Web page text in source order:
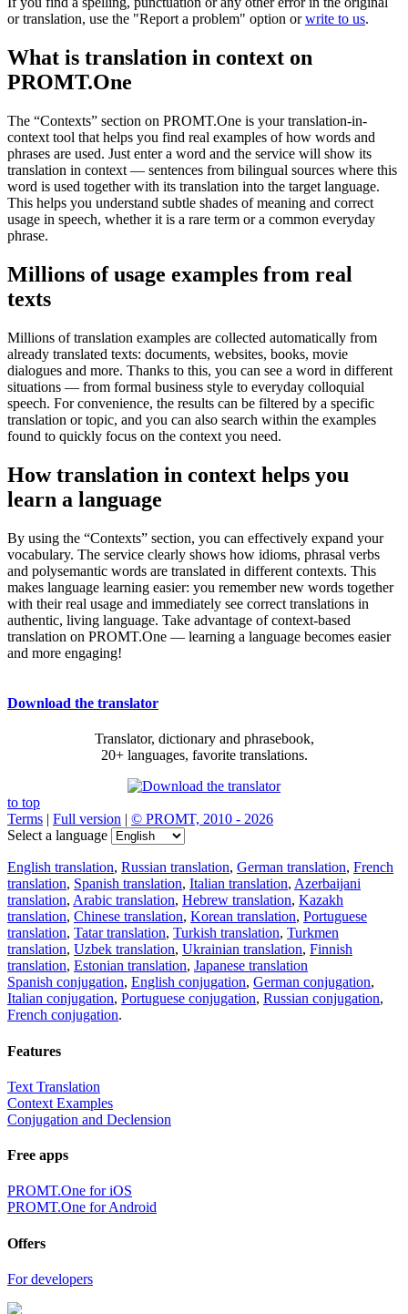
or translation, use the "Report a problem" option orwrite to us.
What is translation in context on
PROMT.One
The “Contexts” section on PROMT.One is your translation-in-
context tool that helps you find real examples of how words and
phrases are used. Just enter a word and the service will show its
translation in context — sentences from bilingual sources where this
word is used together with its translation into the target language.
This helps you understand subtle shades of meaning and correct
usage in speech, whether it is a rare term or a common everyday
phrase.
Millions of usage examples from real
texts
Millions of translation examples are collected automatically from
already translated texts: documents, websites, books, movie
dialogues and more. Thanks to this, you can see a word in different
situations — from formal business style to everyday colloquial
speech. For convenience, the results can be filtered by a specific
translation or topic, and you can also search within the examples
found to quickly focus on the context you need.
How translation in context helps you
learn a language
By using the “Contexts” section, you can effectively expand your
vocabulary. The service clearly shows how idioms, phrasal verbs
and polysemantic words are translated in different contexts. This
makes language learning easier: you remember new words together
with their real usage and immediately see correct translations in
authentic, living language. Take advantage of context-based
translation on PROMT.One — learning a language becomes easier
and more engaging!
Download the translator
Translator, dictionary and phrasebook,
20+ languages, favorite translations.
to top
Terms | Full version | © PROMT, 2010 - 2026
Select a language
English translation, Russian translation, German translation, French
translation, Spanish translation, Italian translation, Azerbaijani
translation, Arabic translation, Hebrew translation, Kazakh
translation, Chinese translation, Korean translation, Portuguese
translation, Tatar translation, Turkish translation, Turkmen
translation, Uzbek translation, Ukrainian translation, Finnish
translation, Estonian translation, Japanese translation
Spanish conjugation, English conjugation, German conjugation,
Italian conjugation, Portuguese conjugation, Russian conjugation,
French conjugation.
Features
Text Translation
Context Examples
Conjugation and Declension
Free apps
PROMT.One for iOS
PROMT.One for Android
Offers
For developers